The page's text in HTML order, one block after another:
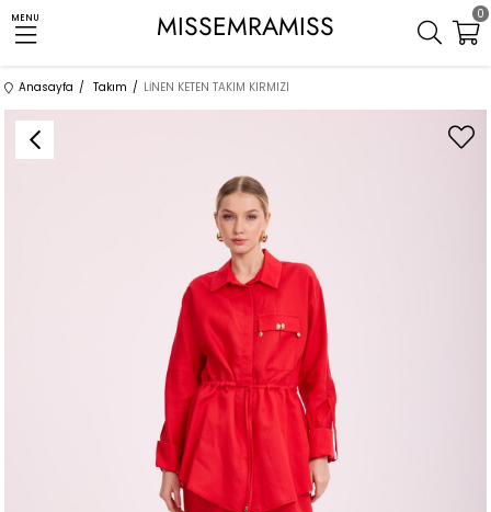
MENU MISSEMRAMISS 0
Anasayfa Takım LİNEN KETEN TAKIM KIRMIZI